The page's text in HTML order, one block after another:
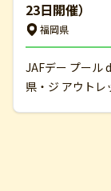
23日開催）
福岡県
JAFデー プール
県・ジ アウトレ